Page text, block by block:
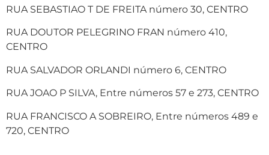
RUA SEBASTIAO T DE FREITA número 30, CENTRO
RUA DOUTOR PELEGRINO FRAN número 410,
CENTRO
RUA SALVADOR ORLANDI número 6, CENTRO
RUA JOAO P SILVA, Entre números 57 e 273, CENTRO
RUA FRANCISCO A SOBREIRO, Entre números 489 e
720, CENTRO